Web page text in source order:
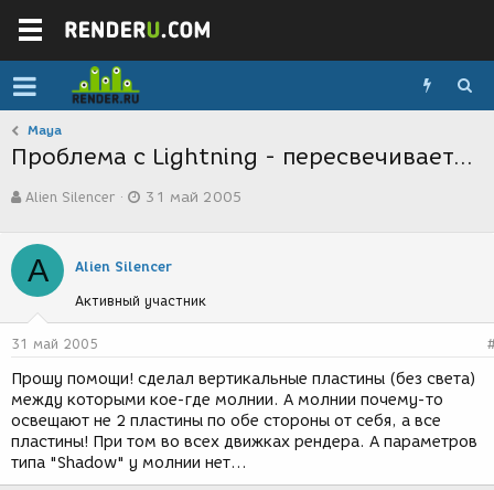
Maya
Проблема с Lightning - пересвечивает...
в
о
р
т
е
м
ы
Alien Silencer
а
с
з
д
и
я
31 май 2005
A Alien Silencer
Активный участник
31 май 2005
Прошу помощи! сделал вертикальные пластины (без света)
между которыми кое-где молнии. А молнии почему-то
освещают не 2 пластины по обе стороны от себя, а все
пластины! При том во всех движках рендера. А параметров
типа "Shadow" у молнии нет...